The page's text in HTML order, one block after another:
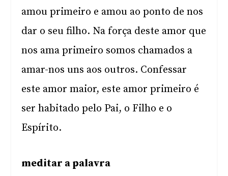
amou primeiro e amou ao ponto de nos
dar o seu filho. Na força deste amor que
nos ama primeiro somos chamados a
amar-nos uns aos outros. Confessar
este amor maior, este amor primeiro é
ser habitado pelo Pai, o Filho e o
Espírito.
meditar a palavra